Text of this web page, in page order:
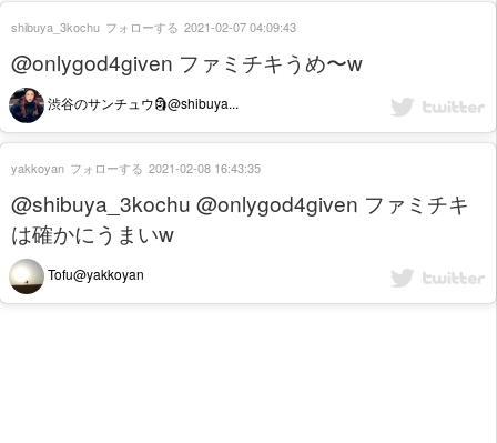
@onlygod4given ファミチキうめ〜w
渋谷のサンチュウ🗿@shibuya...
shibuya_3kochu フォローする 2021-02-07 04:09:43
@shibuya_3kochu @onlygod4given ファミチキ
は確かにうまいw
Tofu@yakkoyan
yakkoyan フォローする 2021-02-08 16:43:35